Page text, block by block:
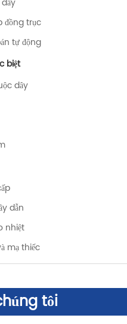
đồng trục
tự động
biệt
dây
dẫn
nhiệt
mạ thiếc
tôi